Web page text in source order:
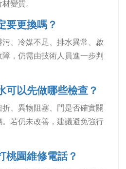
變質。
要更換嗎？
、冷媒不足、排水異常、啟
，仍需由技術人員進一步判
可以先做哪些檢查？
、異物阻塞、門是否確實關
若仍未改善，建議避免強行
桃園維修電話？